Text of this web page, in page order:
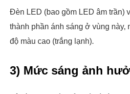
Đèn LED (bao gồm LED âm trần)
thành phần ánh sáng ở vùng này,
độ màu cao (trắng lạnh).
3) Mức sáng ảnh